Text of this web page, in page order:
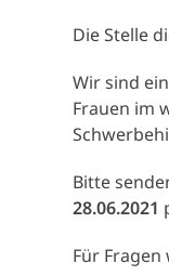
Die Stelle
Wir sind
Frauen im
Bitte
28.06.2021
Für Fragen